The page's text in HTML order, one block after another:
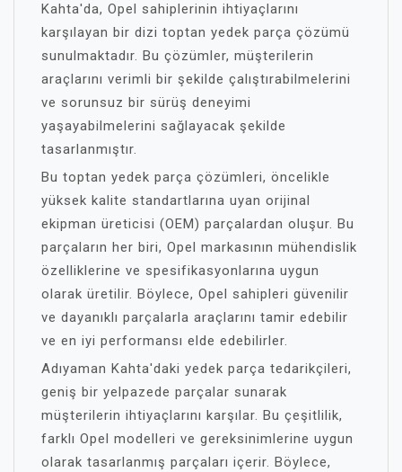
Kahta'da, Opel sahiplerinin ihtiyaçlarını
karşılayan bir dizi toptan yedek parça çözümü
sunulmaktadır. Bu çözümler, müşterilerin
araçlarını verimli bir şekilde çalıştırabilmelerini
ve sorunsuz bir sürüş deneyimi
yaşayabilmelerini sağlayacak şekilde
tasarlanmıştır.
Bu toptan yedek parça çözümleri, öncelikle
yüksek kalite standartlarına uyan orijinal
ekipman üreticisi (OEM) parçalardan oluşur. Bu
parçaların her biri, Opel markasının mühendislik
özelliklerine ve spesifikasyonlarına uygun
olarak üretilir. Böylece, Opel sahipleri güvenilir
ve dayanıklı parçalarla araçlarını tamir edebilir
ve en iyi performansı elde edebilirler.
Adıyaman Kahta'daki yedek parça tedarikçileri,
geniş bir yelpazede parçalar sunarak
müşterilerin ihtiyaçlarını karşılar. Bu çeşitlilik,
farklı Opel modelleri ve gereksinimlerine uygun
olarak tasarlanmış parçaları içerir. Böylece,